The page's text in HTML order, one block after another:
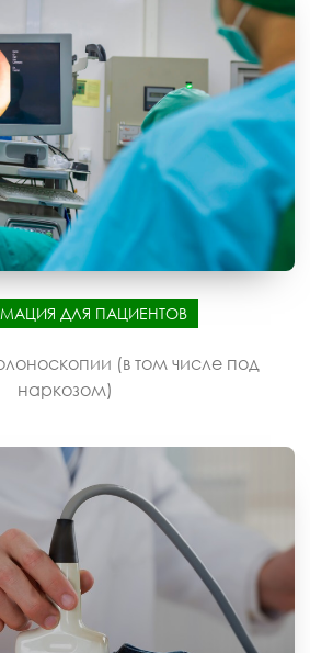
ДЛЯ ПАЦИЕНТОВ
(в том числе под
наркозом)